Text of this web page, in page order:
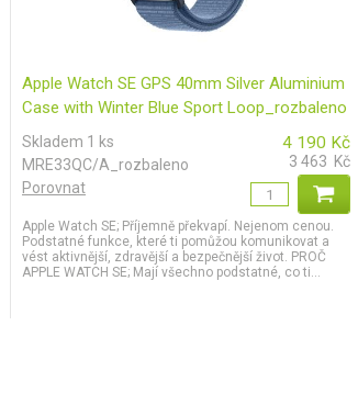
Apple Watch SE GPS 40mm Silver Aluminium
Case with Winter Blue Sport Loop_rozbaleno
Skladem 1 ks
MRE33QC/A_rozbaleno
Porovnat
4 190 Kč
3 463 Kč
Apple Watch SE; Příjemně překvapí. Nejenom cenou.
Podstatné funkce, které ti pomůžou komunikovat a
vést aktivnější, zdravější a bezpečnější život. PROČ
APPLE WATCH SE; Mají všechno podstatné, co ti...